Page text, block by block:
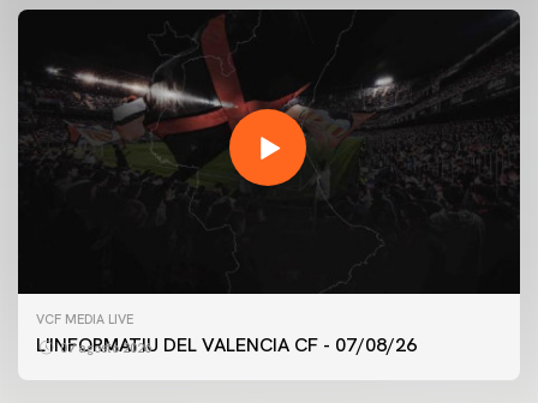
VCF MEDIA LIVE
L'INFORMATIU DEL VALENCIA CF - 07/08/26
07 agosto 2026
PRIMER EQUIP
ENTRENAMENT DEL VALENCIA CF 7/8/2026